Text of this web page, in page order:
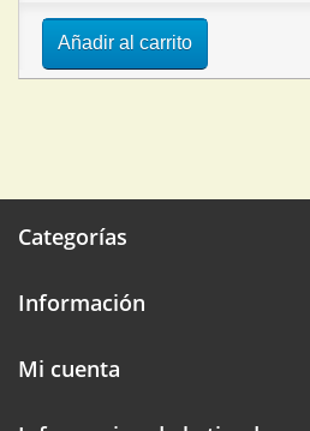
Añadir al carrito
Categorías
Información
Mi cuenta